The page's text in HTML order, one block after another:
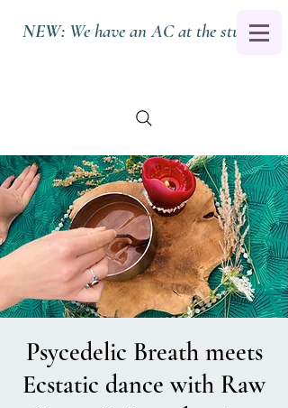
NEW: We have an AC at the studio.
Psycedelic Breath meets
Ecstatic dance with Raw